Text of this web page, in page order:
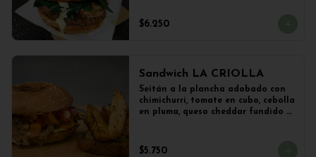
salteados con cebolla
caramelizada y lechuga con
$6.250
Sandwich LA CRIOLLA
Seitán a la plancha adobado con
chimichurri, tomate en cubo, cebolla
en pluma, queso cheddar fundido y
$5.750